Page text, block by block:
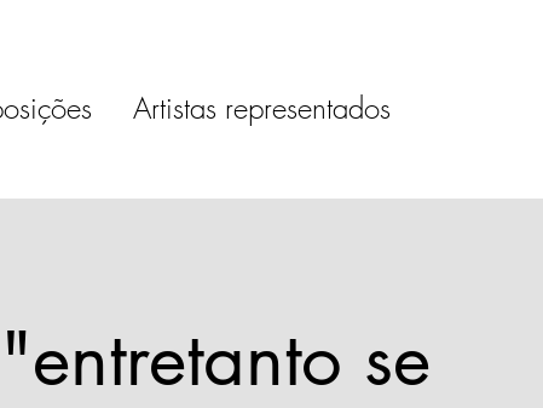
Artistas representados
se